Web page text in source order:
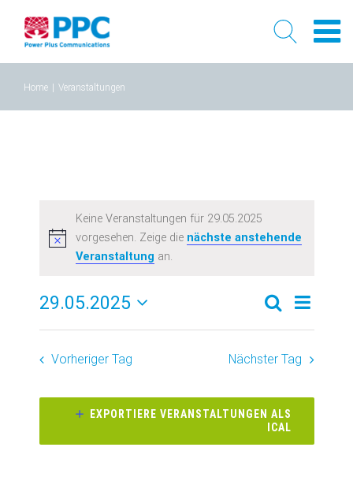
content
Home Veranstaltungen
Keine Veranstaltungen für 29.05.2025
vorgesehen. Zeige die nächste anstehende
Veranstaltung an.
Suche
Tag
29.05.2025
Datum
wählen.
Vorheriger Tag Nächster Tag
EXPORTIERE VERANSTALTUNGEN ALS
ICAL